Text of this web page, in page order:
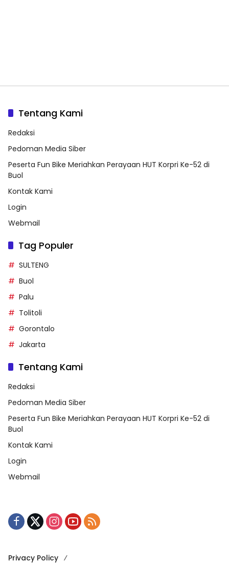
Tentang Kami
Redaksi
Pedoman Media Siber
Peserta Fun Bike Meriahkan Perayaan HUT Korpri Ke-52 di
Buol
Kontak Kami
Login
Webmail
Tag Populer
SULTENG
Buol
Palu
Tolitoli
Gorontalo
Jakarta
Tentang Kami
Redaksi
Pedoman Media Siber
Peserta Fun Bike Meriahkan Perayaan HUT Korpri Ke-52 di
Buol
Kontak Kami
Login
Webmail
Privacy Policy